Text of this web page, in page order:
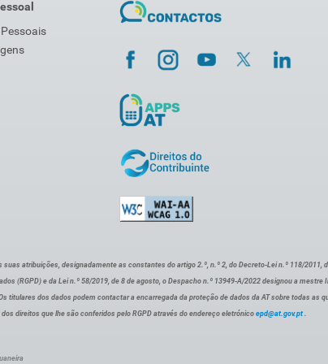
atribuições, designadamente as constantes do artigo 2.º, n.º 2, do Decreto-Lei n.º 118/2011,
(RGPD) e da Lei n.º 58/2019, de 8 de agosto, o Despacho n.º 13949-A/2022 designou a mestre
titulares dos dados podem contactar a encarregada da proteção de dados da AT sobre todas as
direitos que lhe são conferidos pelo RGPD através do endereço eletrónico epd@at.gov.pt .